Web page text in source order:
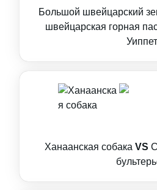
Большой швейцарский
швейцарская горная
Уиппет
Ханаанская собака VS